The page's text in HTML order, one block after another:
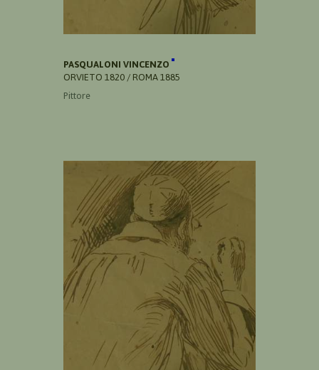
PASQUALONI VINCENZO
ORVIETO 1820 / ROMA 1885
Pittore